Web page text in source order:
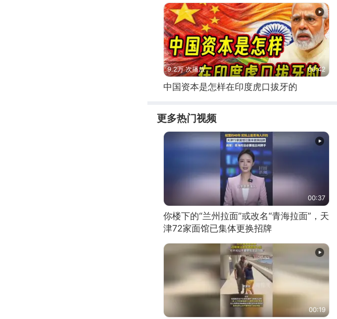
9.2万 次播放 06:42
中国资本是怎样在印度虎口拔牙的
更多热门视频
00:37
你楼下的“兰州拉面”或改名“青海拉面”，天
津72家面馆已集体更换招牌
00:19